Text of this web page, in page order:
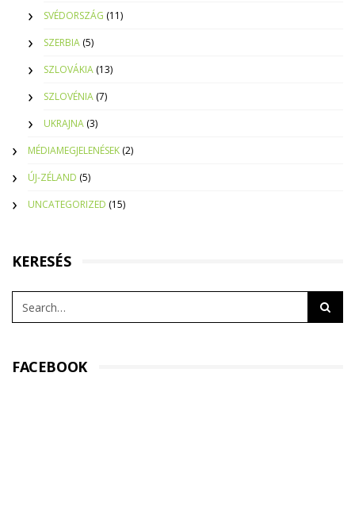
SVÉDORSZÁG (11)
SZERBIA (5)
SZLOVÁKIA (13)
SZLOVÉNIA (7)
UKRAJNA (3)
MÉDIAMEGJELENÉSEK (2)
ÚJ-ZÉLAND (5)
UNCATEGORIZED (15)
KERESÉS
FACEBOOK